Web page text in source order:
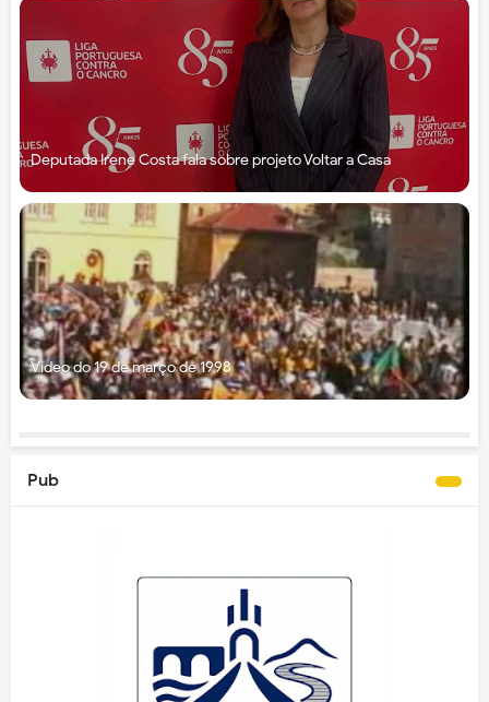
Deputada Irene Costa fala sobre projeto Voltar a Casa
Vídeo do 19 de março de 1998
Pub